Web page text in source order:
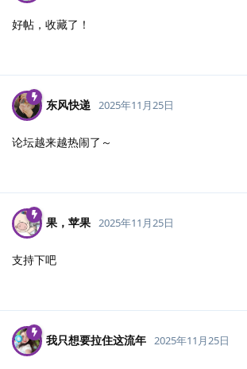
好帖，收藏了！
东风快递 2025年11月25日
论坛越来越热闹了～
果，苹果 2025年11月25日
支持下吧
我只想要拉住这流年 2025年11月25日